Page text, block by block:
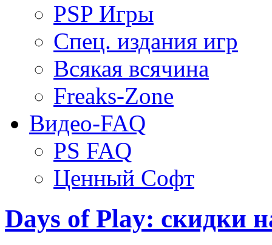
PSP Игры
Спец. издания игр
Всякая всячина
Freaks-Zone
Видео-FAQ
PS FAQ
Ценный Софт
Days of Play: скидки